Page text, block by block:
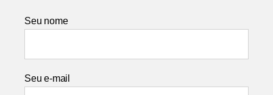
Seu nome
Seu e-mail